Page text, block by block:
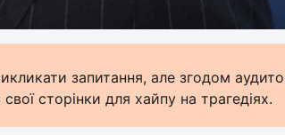
запитання, але згодом
сторінки для хайпу на трагедіях.